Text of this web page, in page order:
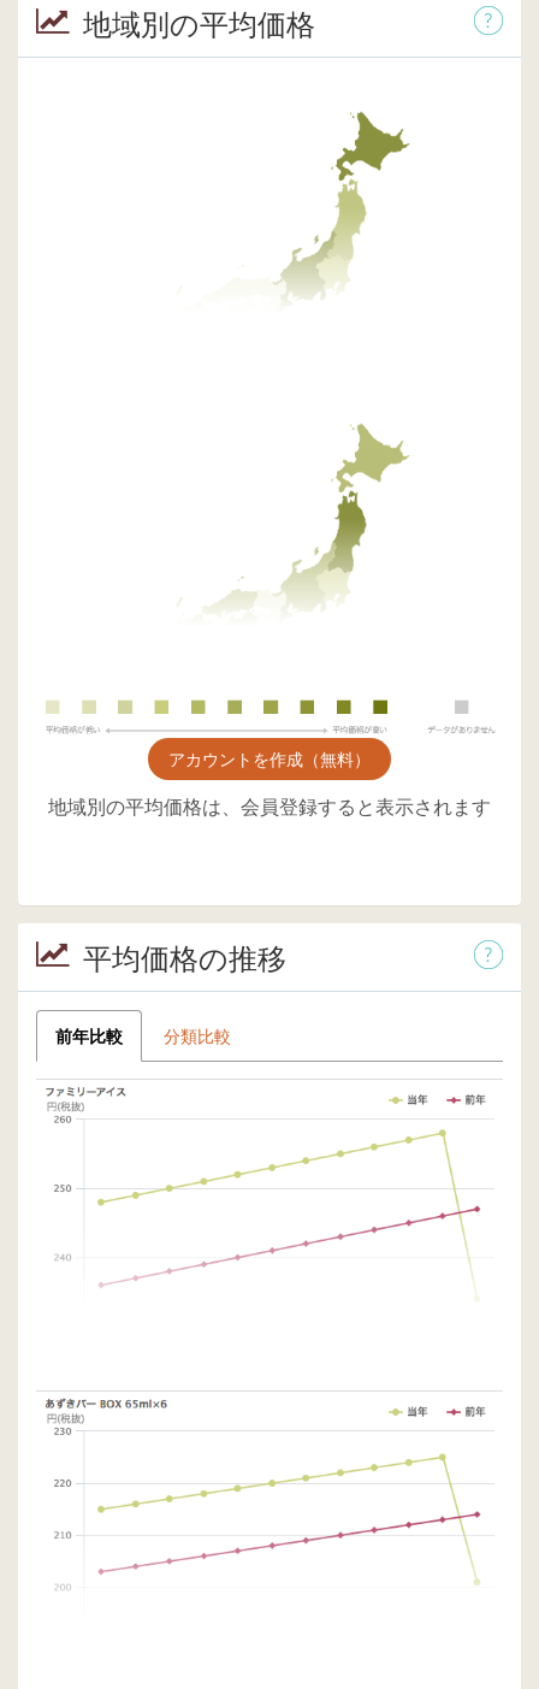
地域別の平均価格
アカウントを作成（無料）
地域別の平均価格は、会員登録すると表示されます
平均価格の推移
前年比較 分類比較